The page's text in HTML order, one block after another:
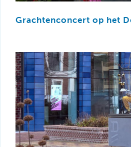
Grachtenconcert op het